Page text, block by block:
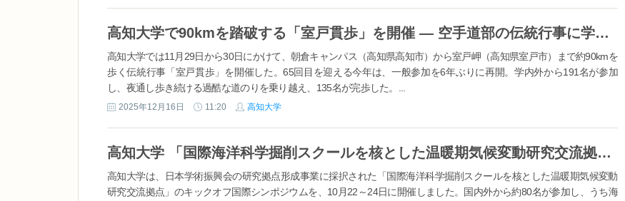
高知大学で90kmを踏破する「室戸貫歩」を開催 ― 空手道部の伝統行事に学内外の191名が挑戦
高知大学では11月29日から30日にかけて、朝倉キャンパス（高知県高知市）から室戸岬（高知県室戸市）まで約90kmを
歩く伝統行事「室戸貫歩」を開催した。65回目を迎える今年は、一般参加を6年ぶりに再開。学内外から191名が参加
し、夜通し歩き続ける過酷な道のりを乗り越え、135名が完歩した。...
2025年12月16日 11:20 高知大学
高知大学 「国際海洋科学掘削スクールを核とした温暖期気候変動研究交流拠点」のキックオフ国際シンポジウムを開催
高知大学は、日本学術振興会の研究拠点形成事業に採択された「国際海洋科学掘削スクールを核とした温暖期気候変動
研究交流拠点」のキックオフ国際シンポジウムを、10月22～24日に開催しました。国内外から約80名が参加し、うち海